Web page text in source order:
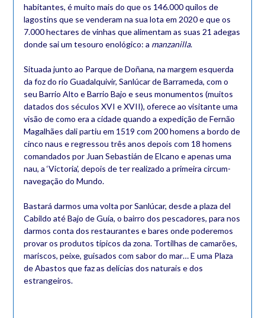
habitantes, é muito mais do que os 146.000 quilos de
lagostins que se venderam na sua lota em 2020 e que os
7.000 hectares de vinhas que alimentam as suas 21 adegas
donde sai um tesouro enológico: a manzanilla.
Situada junto ao Parque de Doñana, na margem esquerda
da foz do rio Guadalquivir, Sanlúcar de Barrameda, com o
seu Barrio Alto e Barrio Bajo e seus monumentos (muitos
datados dos séculos XVI e XVII), oferece ao visitante uma
visão de como era a cidade quando a expedição de Fernão
Magalhães dali partiu em 1519 com 200 homens a bordo de
cinco naus e regressou três anos depois com 18 homens
comandados por Juan Sebastián de Elcano e apenas uma
nau, a ‘Victoria’, depois de ter realizado a primeira circum-
navegação do Mundo.
Bastará darmos uma volta por Sanlúcar, desde a plaza del
Cabildo até Bajo de Guía, o bairro dos pescadores, para nos
darmos conta dos restaurantes e bares onde poderemos
provar os produtos típicos da zona. Tortilhas de camarões,
mariscos, peixe, guisados com sabor do mar… E uma Plaza
de Abastos que faz as delícias dos naturais e dos
estrangeiros.